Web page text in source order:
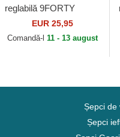
reglabilă 9FORTY
League Essential de
New York Yankees
EUR 25,95
Comandă-l 11 - 13 august
Șepci de
Șepci